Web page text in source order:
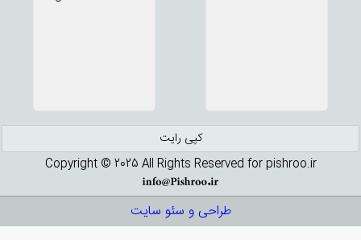
کپی رایت
Copyright © 2025 All Rights Reserved for pishroo.ir
طراحی و سئو سایت